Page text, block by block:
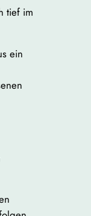
tief im
ein